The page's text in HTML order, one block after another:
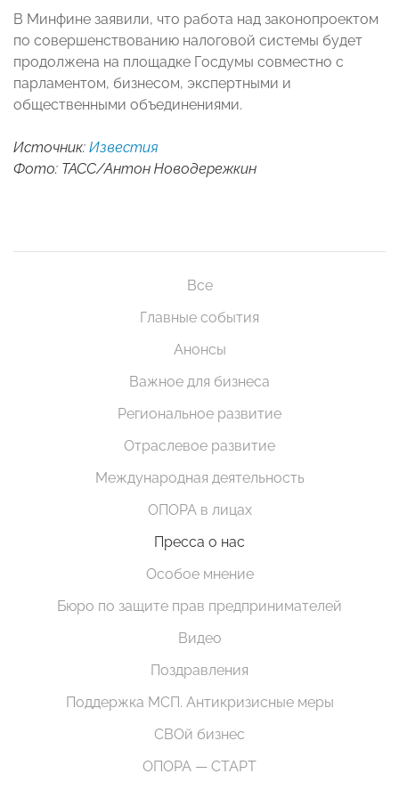
В Минфине заявили, что работа над законопроектом
по совершенствованию налоговой системы будет
продолжена на площадке Госдумы совместно с
парламентом, бизнесом, экспертными и
общественными объединениями.
Источник: Известия
Фото: ТАСС/Антон Новодережкин
Все
Главные события
Анонсы
Важное для бизнеса
Региональное развитие
Отраслевое развитие
Международная деятельность
ОПОРА в лицах
Пресса о нас
Особое мнение
Бюро по защите прав предпринимателей
Видео
Поздравления
Поддержка МСП. Антикризисные меры
СВОй бизнес
ОПОРА — СТАРТ